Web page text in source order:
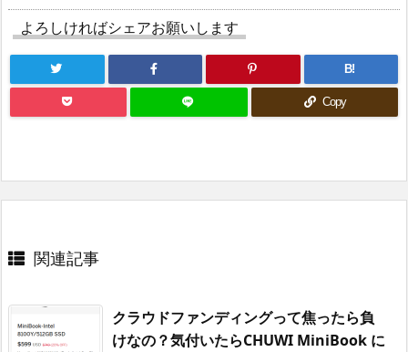
よろしければシェアお願いします
B!
Copy
関連記事
クラウドファンディングって焦ったら負
けなの？気付いたらCHUWI MiniBook に